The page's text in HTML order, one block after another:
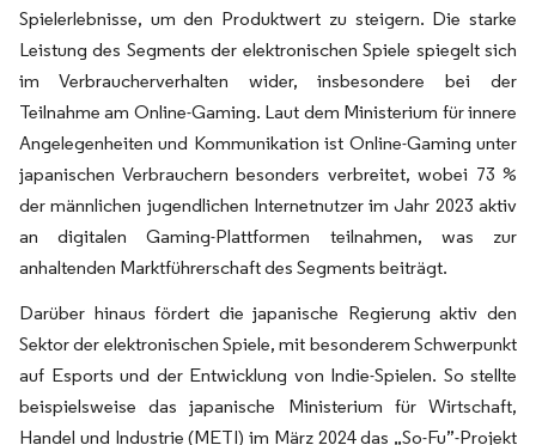
Spielerlebnisse, um den Produktwert zu steigern. Die starke
Leistung des Segments der elektronischen Spiele spiegelt sich
im Verbraucherverhalten wider, insbesondere bei der
Teilnahme am Online-Gaming. Laut dem Ministerium für innere
Angelegenheiten und Kommunikation ist Online-Gaming unter
japanischen Verbrauchern besonders verbreitet, wobei 73 %
der männlichen jugendlichen Internetnutzer im Jahr 2023 aktiv
an digitalen Gaming-Plattformen teilnahmen, was zur
anhaltenden Marktführerschaft des Segments beiträgt.
Darüber hinaus fördert die japanische Regierung aktiv den
Sektor der elektronischen Spiele, mit besonderem Schwerpunkt
auf Esports und der Entwicklung von Indie-Spielen. So stellte
beispielsweise das japanische Ministerium für Wirtschaft,
Handel und Industrie (METI) im März 2024 das „So-Fu”-Projekt